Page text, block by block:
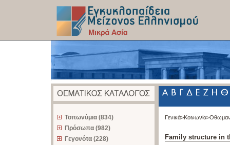
Τοπωνύμια (834)
Πρόσωπα (982)
Γεγονότα (228)
Γενικά>Κοινωνία>
Family structure in